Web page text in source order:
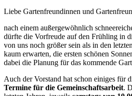
Liebe Gartenfreundinnen und
nach einem außergewöhnlich
dürfte die Vorfreude auf den Frühling in
von uns noch größer sein als in den
kaum erwarten, die ersten schönen
dabei die Planung für das kommende
Auch der Vorstand hat schon einiges für
Termine für die Gemeinschaftsarbeit.